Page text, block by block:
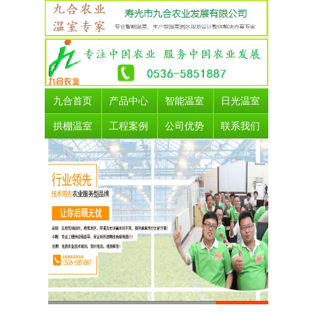
九合首页 产品中心 智能温室 日光温室
拱棚温室 工程案例 公司优势 联系我们